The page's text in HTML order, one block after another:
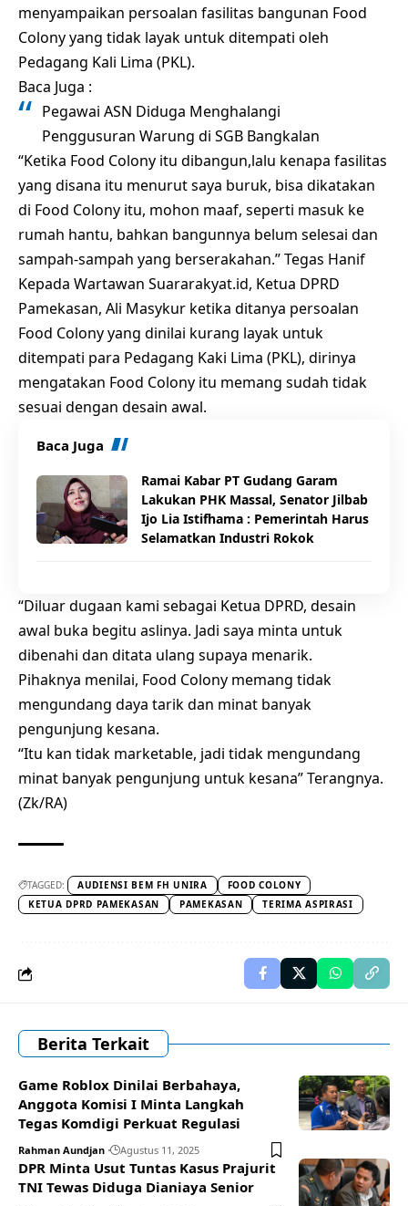
menyampaikan persoalan fasilitas bangunan Food
Colony yang tidak layak untuk ditempati oleh
Pedagang Kali Lima (PKL).
Baca Juga :
Pegawai ASN Diduga Menghalangi
Penggusuran Warung di SGB Bangkalan
“Ketika Food Colony itu dibangun,lalu kenapa fasilitas
yang disana itu menurut saya buruk, bisa dikatakan
di Food Colony itu, mohon maaf, seperti masuk ke
rumah hantu, bahkan bangunnya belum selesai dan
sampah-sampah yang berserakahan.” Tegas Hanif
Kepada Wartawan Suararakyat.id, Ketua DPRD
Pamekasan, Ali Masykur ketika ditanya persoalan
Food Colony yang dinilai kurang layak untuk
ditempati para Pedagang Kaki Lima (PKL), dirinya
mengatakan Food Colony itu memang sudah tidak
sesuai dengan desain awal.
Baca Juga
Ramai Kabar PT Gudang Garam
Lakukan PHK Massal, Senator Jilbab
Ijo Lia Istifhama : Pemerintah Harus
Selamatkan Industri Rokok
“Diluar dugaan kami sebagai Ketua DPRD, desain
awal buka begitu aslinya. Jadi saya minta untuk
dibenahi dan ditata ulang supaya menarik.
Pihaknya menilai, Food Colony memang tidak
mengundang daya tarik dan minat banyak
pengunjung kesana.
“Itu kan tidak marketable, jadi tidak mengundang
minat banyak pengunjung untuk kesana” Terangnya.
(Zk/RA)
TAGGED: AUDIENSI BEM FH UNIRA
FOOD COLONY
KETUA DPRD PAMEKASAN
PAMEKASAN TERIMA ASPIRASI
Berita Terkait
Game Roblox Dinilai Berbahaya,
Anggota Komisi I Minta Langkah
Tegas Komdigi Perkuat Regulasi
Rahman Aundjan Agustus 11, 2025
DPR Minta Usut Tuntas Kasus Prajurit
TNI Tewas Diduga Dianiaya Senior